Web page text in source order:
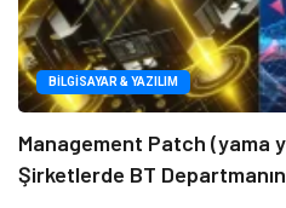
BILGISAYAR & YAZILIM
Management Patch (yama
Şirketlerde BT